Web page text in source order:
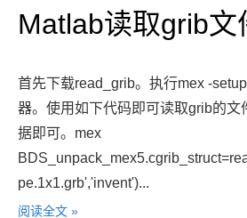
Matlab读取grib文
首先下载read_grib。执行mex -
器。使用如下代码即可读取grib的文
据即可。mex
pe.1x1.grb','invent')...
阅读全文 »